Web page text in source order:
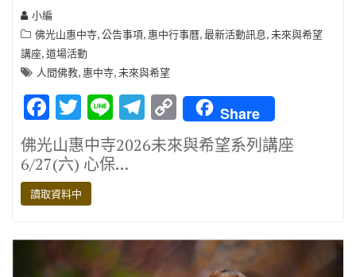
小編
佛光山惠中寺,公告事項, 惠中行事曆,最新活動訊息,未來與希望
講座,道場活動
人間佛教, 惠中寺,未來與希望
F
ac
e
b
o
o
k
T
w
it
te
r
Li
n
e
T
el
e
m
C
o
p
n
k
Share
佛光山惠中寺2026未來與希望系列講座
6/27(六) 心保…
讀取資料中